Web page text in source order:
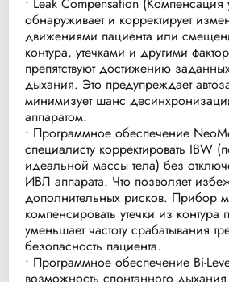
• Leak Compensation (Компенсация
обнаруживает и корректирует
движениями пациента или
контура, утечками и другими
препятствуют достижению
дыхания. Это предупреждает
минимизует шанс
аппаратом.
• Программное обеспечение
специалисту корректировать IBW
идеальной массы тела) без
ИВЛ аппарата. Что позволяет
дополнительных рисков. Прибор
компенсировать утечки из контура
уменьшает частоту срабатывания
безопасность пациента.
• Программное обеспечение Bi-